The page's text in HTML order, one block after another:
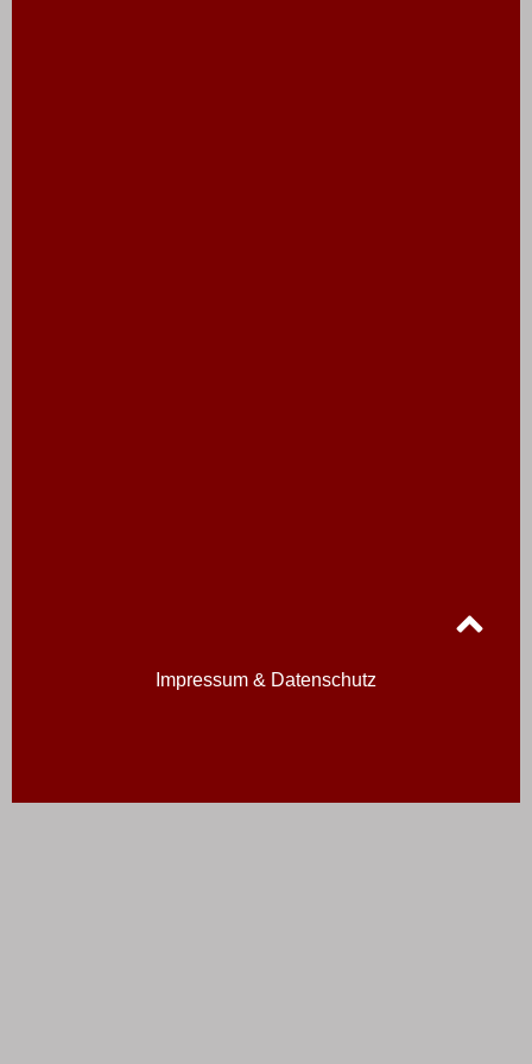
Impressum & Datenschutz